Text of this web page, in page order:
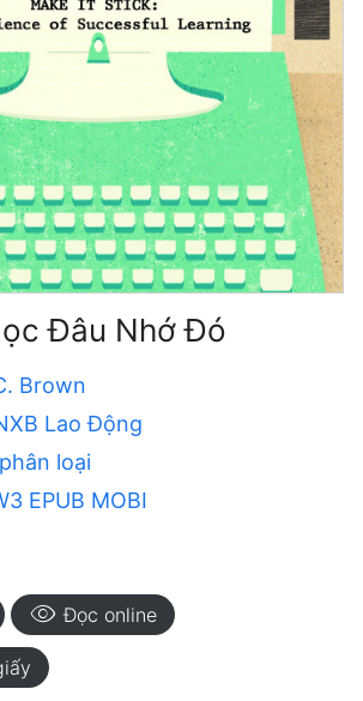
Đâu Nhớ Đó
Brown
Lao Động
loại
EPUB MOBI
visibility Đọc online